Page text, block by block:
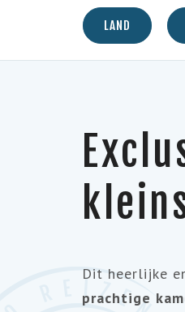
LAND
Dit heerlijke
prachtige